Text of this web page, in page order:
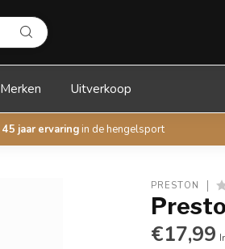
Merken Uitverkoop
45 jaar ervaringin de hengelsport
PRESTON
€17,99